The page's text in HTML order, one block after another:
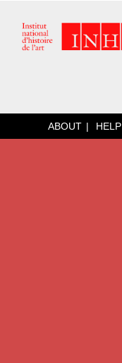
ABOUT HELP